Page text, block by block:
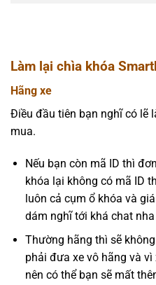
Làm lại chìa khóa
Hãng xe
Điều đầu tiên bạn nghĩ có lẽ
mua.
Nếu bạn còn mã ID thì
khóa lại không có mã ID
luôn cả cụm ổ khóa và
dám nghĩ tới khá chat
Thường hãng thì sẽ
phải đưa xe vô hãng và
nên có thể bạn sẽ mất